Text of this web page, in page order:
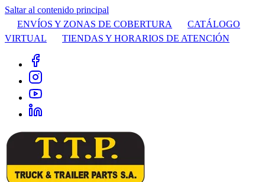
Saltar al contenido principal
ENVÍOS Y ZONAS DE COBERTURA
CATÁLOGO
VIRTUAL
TIENDAS Y HORARIOS DE ATENCIÓN